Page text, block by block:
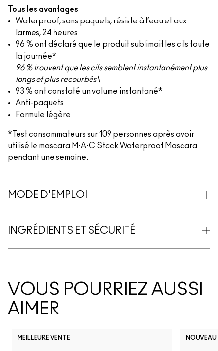
Tous les avantages
Waterproof, sans paquets, résiste à l’eau et aux
larmes, 24 heures
96 % ont déclaré que le produit sublimait les cils toute
la journée*
96 % trouvent que les cils semblent instantanément plus
longs et plus recourbés\
93 % ont constaté un volume instantané*
Anti-paquets
Formule légère
*Test consommateurs sur 109 personnes après avoir
utilisé le mascara M·A·C Stack Waterproof Mascara
pendant une semaine.
MODE D'EMPLOI
INGRÉDIENTS ET SÉCURITÉ
VOUS POURRIEZ AUSSI
AIMER
MEILLEURE VENTE NOUVEAU